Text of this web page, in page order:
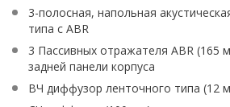
3-полосная, напольная
типа с ABR
3 Пассивных отражателя ABR (165
задней панели корпуса
ВЧ диффузор ленточного типа (12